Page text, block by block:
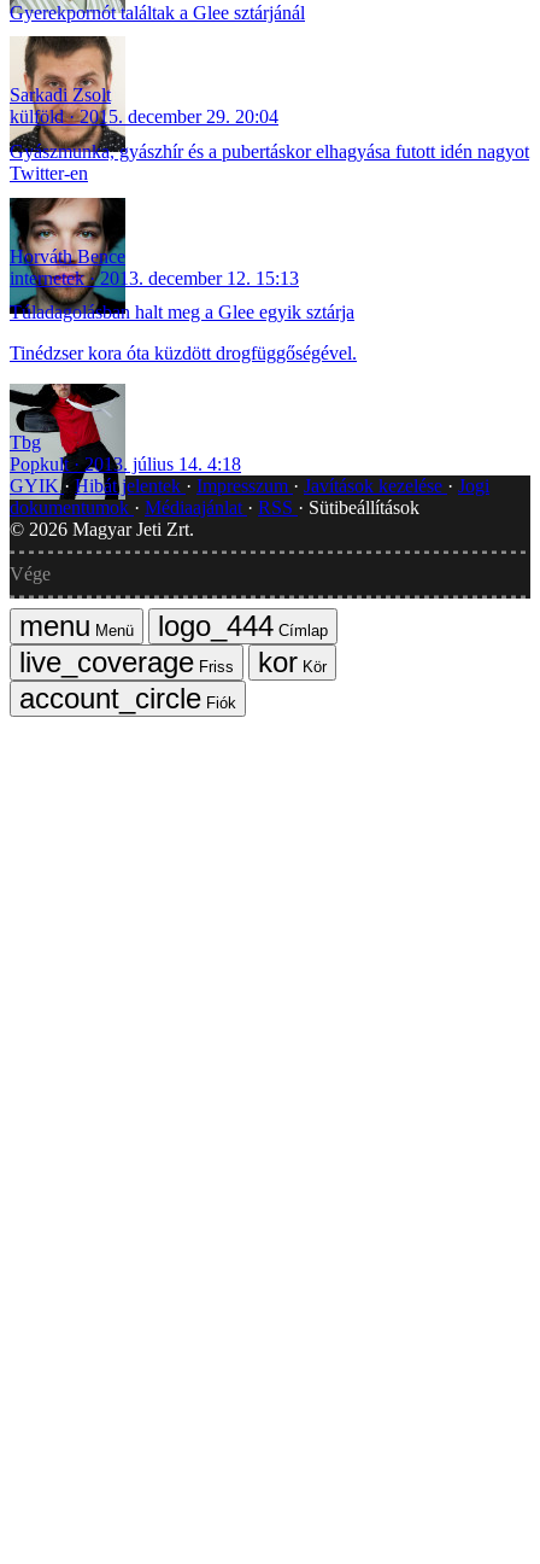
Gyerekpornót találtak a Glee sztárjánál
Sarkadi Zsolt
külföld
2015. december 29. 20:04
Gyászmunka, gyászhír és a pubertáskor elhagyása futott idén nagyot
Twitter-en
Horváth Bence
internetek
2013. december 12. 15:13
Túladagolásban halt meg a Glee egyik sztárja
Tinédzser kora óta küzdött drogfüggőségével.
Tbg
Popkult
2013. július 14. 4:18
GYIK Hibát jelentek Impresszum Javítások kezelése
Jogi
dokumentumok
Médiaajánlat RSS
Sütibeállítások
© 2026 Magyar Jeti Zrt.
Vége
Menü
Címlap
Friss
Kör
Fiók